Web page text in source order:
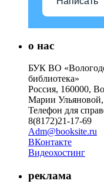
о нас
БУК ВО
библиотека»
Россия, 160000,
Марии Ульяновой,
Телефон для
8(8172)21-17-69
Adm@booksite.ru
ВКонтакте
Видеохостинг
реклама